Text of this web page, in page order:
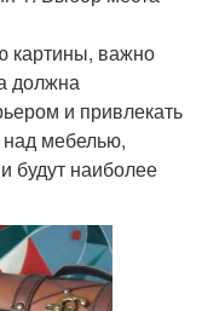
картины, важно
должна
и привлекать
мебелью,
будут наиболее